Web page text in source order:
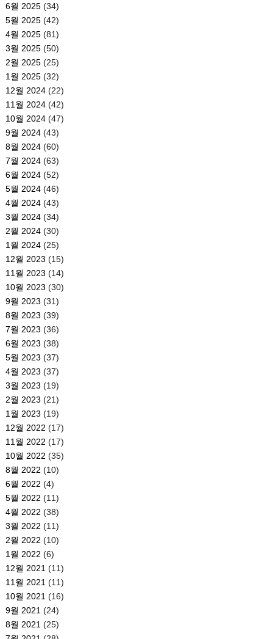
6월 2025(34)
5월 2025(42)
4월 2025(81)
3월 2025(50)
2월 2025(25)
1월 2025(32)
12월 2024(22)
11월 2024(42)
10월 2024(47)
9월 2024(43)
8월 2024(60)
7월 2024(63)
6월 2024(52)
5월 2024(46)
4월 2024(43)
3월 2024(34)
2월 2024(30)
1월 2024(25)
12월 2023 (15)
11월 2023 (14)
10월 2023 (30)
9월 2023 (31)
8월 2023 (39)
7월 2023 (36)
6월 2023 (38)
5월 2023 (37)
4월 2023 (37)
3월 2023 (19)
2월 2023 (21)
1월 2023 (19)
12월 2022 (17)
11월 2022 (17)
10월 2022 (35)
8월 2022 (10)
6월 2022 (4)
5월 2022 (11)
4월 2022 (38)
3월 2022 (11)
2월 2022 (10)
1월 2022 (6)
12월 2021 (11)
11월 2021 (11)
10월 2021 (16)
9월 2021 (24)
8월 2021 (25)